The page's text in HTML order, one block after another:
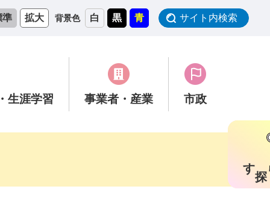
準 拡大 背景色 白 黒 青 サイト内検索
・生涯学習 事業者 ・産業 市政
す